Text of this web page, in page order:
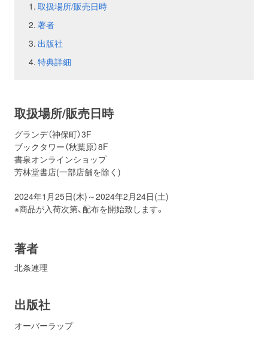
取扱場所/販売日時
著者
出版社
特典詳細
取扱場所/販売日時
グランデ（神保町）3F
ブックタワー（秋葉原）8F
書泉オンラインショップ
芳林堂書店(一部店舗を除く)
2024年1月25日(木)～2024年2月24日(土)
※商品が入荷次第、配布を開始致します。
著者
北条連理
出版社
オーバーラップ
会社概要
お問い合わせ